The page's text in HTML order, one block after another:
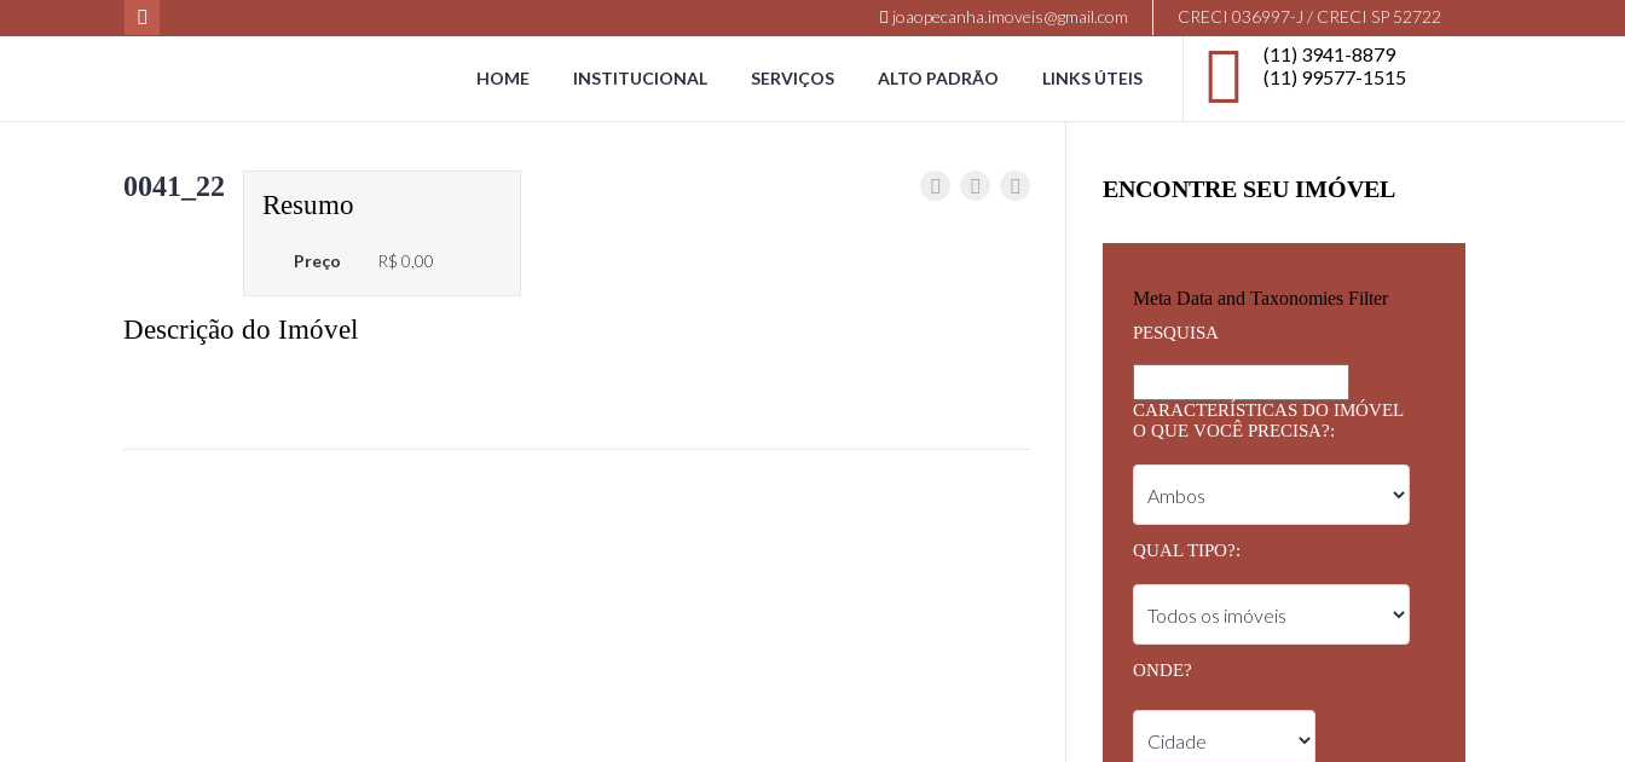
joaopecanha.imoveis@gmail.com CRECI 036997-J / CRECI SP 52722
(11) 3941-8879
(11) 99577-1515
HOME INSTITUCIONAL SERVIÇOS ALTO PADRÃO LINKS ÚTEIS
0041_22
Resumo
Preço R$ 0,00
Descrição do Imóvel
ENCONTRE SEU IMÓVEL
Meta Data and Taxonomies Filter
PESQUISA
CARACTERÍSTICAS DO IMÓVEL
O QUE VOCÊ PRECISA?:
QUAL TIPO?:
ONDE?